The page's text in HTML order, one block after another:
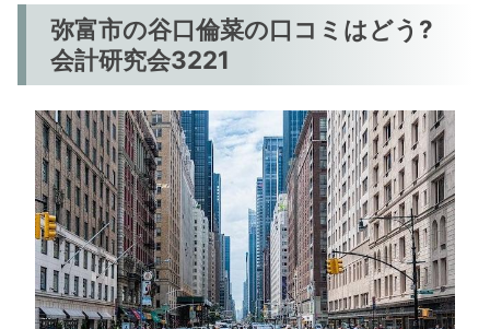
弥富市の谷口倫菜の口コミはどう?
会計研究会3221